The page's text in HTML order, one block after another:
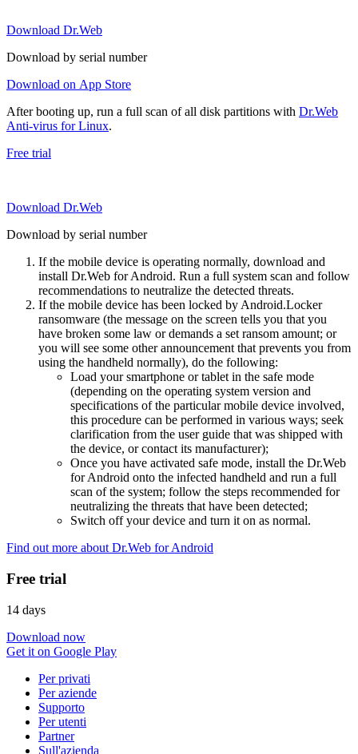
Download Dr.Web
Download by serial number
Download on App Store
After booting up, run a full scan of all disk partitions with Dr.Web
Anti-virus for Linux.
Free trial
Download Dr.Web
Download by serial number
If the mobile device is operating normally, download and
install Dr.Web for Android. Run a full system scan and follow
recommendations to neutralize the detected threats.
If the mobile device has been locked by Android.Locker
ransomware (the message on the screen tells you that you
have broken some law or demands a set ransom amount; or
you will see some other announcement that prevents you from
using the handheld normally), do the following:
Load your smartphone or tablet in the safe mode
(depending on the operating system version and
specifications of the particular mobile device involved,
this procedure can be performed in various ways; seek
clarification from the user guide that was shipped with
the device, or contact its manufacturer);
Once you have activated safe mode, install the Dr.Web
for Android onto the infected handheld and run a full
scan of the system; follow the steps recommended for
neutralizing the threats that have been detected;
Switch off your device and turn it on as normal.
Find out more about Dr.Web for Android
Free trial
14 days
Download now
Get it on Google Play
Per privati
Per aziende
Supporto
Per utenti
Partner
Sull'azienda